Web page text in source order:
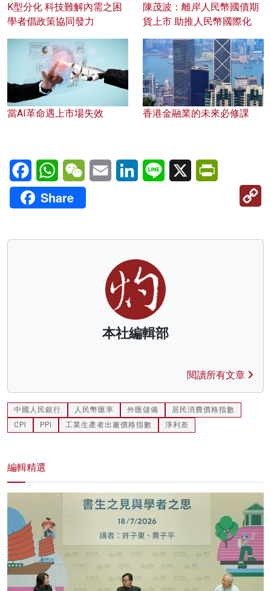
K型分化 科技難解內需之困
學者倡政策協同發力
陳茂波：離岸人民幣國債期
貨上市 助推人民幣國際化
當AI革命遇上市場失效 香港金融業的未來必修課
FacebookWhatsAppWeChatEmail LinkedInLine X
Share
本社編輯部
閱讀所有文章
中國人民銀行 人民幣匯率 外匯儲備
居民消費價格指數
CPI
PPI 工業生產者出廠價格指數 淨利差
編輯精選